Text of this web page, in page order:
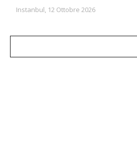
Instanbul, 12 Ottobre 2026